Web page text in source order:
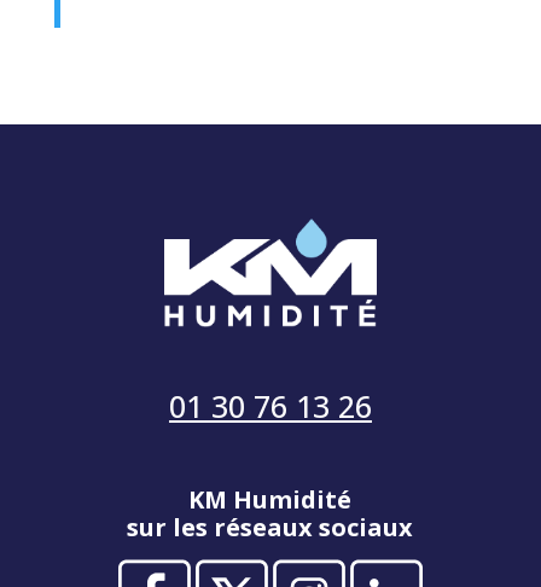
01 30 76 13 26
KM Humidité
sur les réseaux sociaux